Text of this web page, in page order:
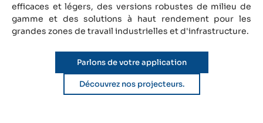
efficaces et légers, des versions robustes de milieu de
gamme et des solutions à haut rendement pour les
grandes zones de travail industrielles et d'infrastructure.
Parlons de votre application
Découvrez nos projecteurs.